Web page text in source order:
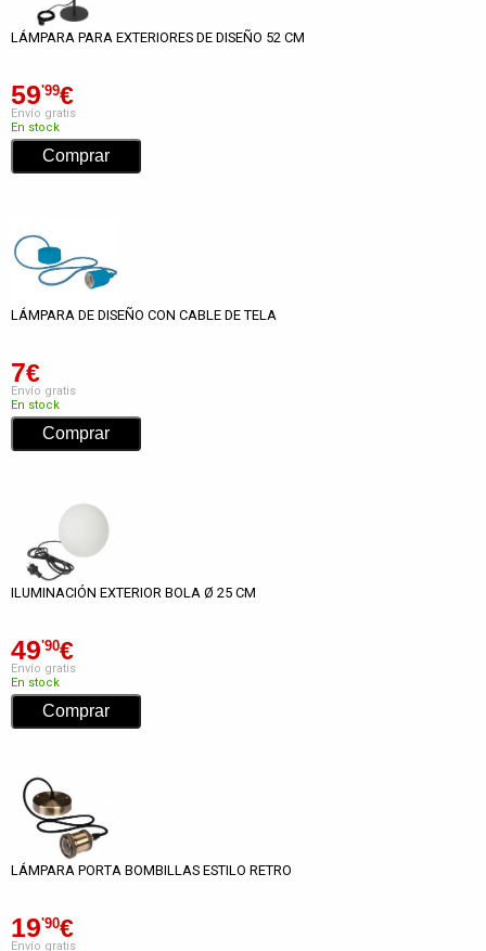
LÁMPARA PARA EXTERIORES DE DISEÑO 52 CM
59'99€
Envío gratis
En stock
LÁMPARA DE DISEÑO CON CABLE DE TELA
7€
Envío gratis
En stock
ILUMINACIÓN EXTERIOR BOLA Ø 25 CM
49'90€
Envío gratis
En stock
LÁMPARA PORTA BOMBILLAS ESTILO RETRO
19'90€
Envío gratis